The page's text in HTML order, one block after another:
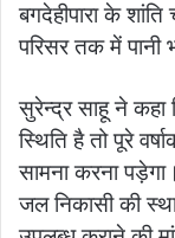
बगदेहीपारा के
परिसर तक में पानी
सुरेन्द्र साहू ने कहा
स्थिति है तो पूरे
सामना करना
जल निकासी की